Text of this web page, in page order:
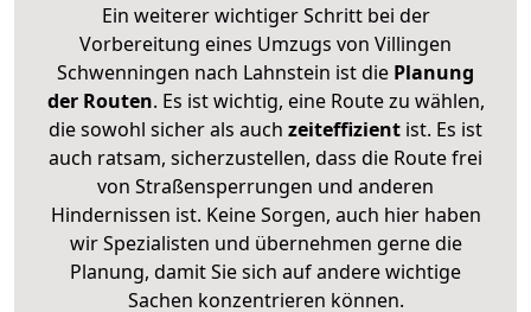
Ein weiterer wichtiger Schritt bei der
Vorbereitung eines Umzugs von Villingen
Schwenningen nach Lahnstein ist die Planung
der Routen. Es ist wichtig, eine Route zu wählen,
die sowohl sicher als auch zeiteffizient ist. Es ist
auch ratsam, sicherzustellen, dass die Route frei
von Straßensperrungen und anderen
Hindernissen ist. Keine Sorgen, auch hier haben
wir Spezialisten und übernehmen gerne die
Planung, damit Sie sich auf andere wichtige
Sachen konzentrieren können.